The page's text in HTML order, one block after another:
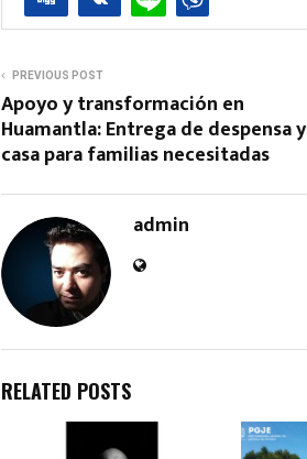
PREVIOUS POST
Apoyo y transformación en
Huamantla: Entrega de despensa y
casa para familias necesitadas
admin
RELATED POSTS